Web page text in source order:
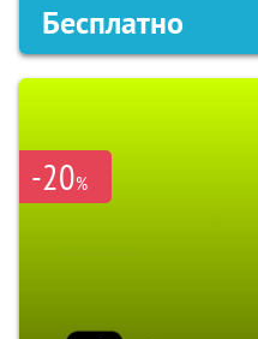
Бесплатно
-20%